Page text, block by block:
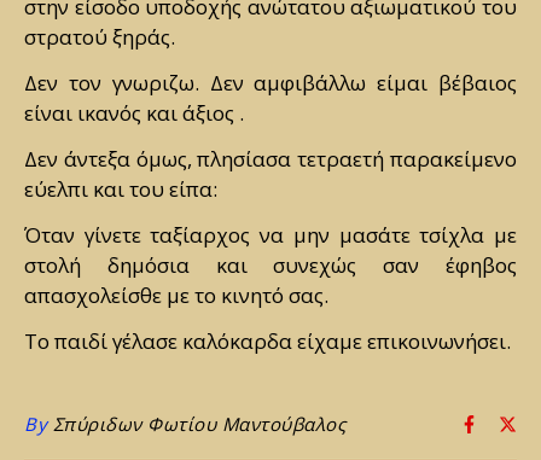
στην είσοδο υποδοχής ανώτατου αξιωματικού του
στρατού ξηράς.
Δεν τον γνωριζω. Δεν αμφιβάλλω είμαι βέβαιος
είναι ικανός και άξιος .
Δεν άντεξα όμως, πλησίασα τετραετή παρακείμενο
εύελπι και του είπα:
Όταν γίνετε ταξίαρχος να μην μασάτε τσίχλα με
στολή δημόσια και συνεχώς σαν έφηβος
απασχολείσθε με το κινητό σας.
Το παιδί γέλασε καλόκαρδα είχαμε επικοινωνήσει.
ByΣπύριδων Φωτίου Μαντούβαλος